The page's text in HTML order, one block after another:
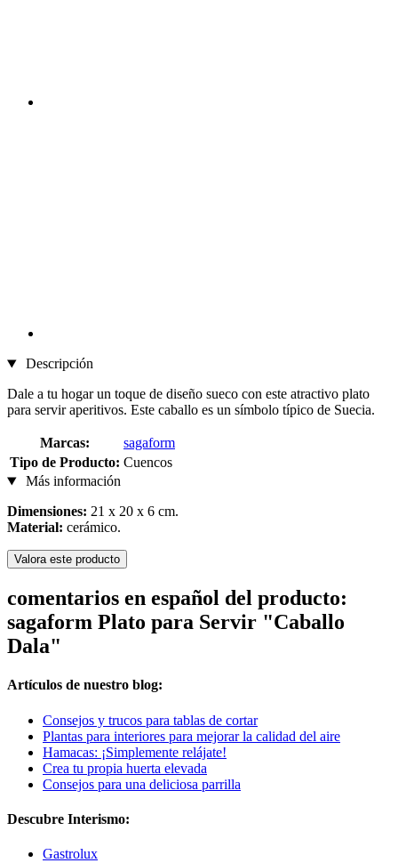
Descripción
Dale a tu hogar un toque de diseño sueco con este atractivo plato
para servir aperitivos. Este caballo es un símbolo típico de Suecia.
Marcas:
sagaform
Tipo de Producto: Cuencos
Más información
Dimensiones: 21 x 20 x 6 cm.
Material: cerámico.
Valora este producto
comentarios en español del producto:
sagaform Plato para Servir "Caballo
Dala"
Artículos de nuestro blog:
Consejos y trucos para tablas de cortar
Plantas para interiores para mejorar la calidad del aire
Hamacas: ¡Simplemente relájate!
Crea tu propia huerta elevada
Consejos para una deliciosa parrilla
Descubre Interismo:
Gastrolux